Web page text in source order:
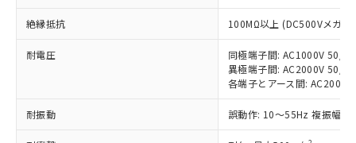
絶縁抵抗 100MΩ以上 (DC500Vメガ)
耐電圧
同極端子間: AC1000V 50/
異極端子間: AC2000V 50/
各端子とアース間:
耐振動 誤動作: 10～55Hz 複振幅
対応済み：EU RoHS指令（10物質）の
非含有に対応した製品が提供可能な商品で
対応予定：EU RoHS指令（10物質）の非含
有に対応した製品に切り替える予定のある
対応予定なし：EU RoHS指令（10物質）の